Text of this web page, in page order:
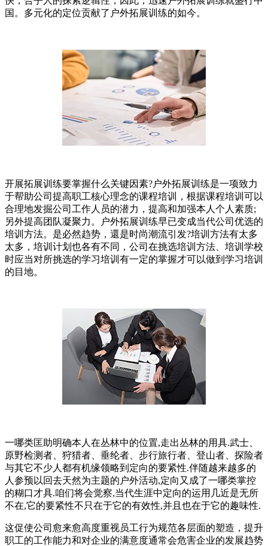
国。多元化的定位贡献了户外拓展训练的如今。
开展拓展训练要掌握什么关键因素?户外拓展训练是一项致力
于帮助公司提高职工核心理念的课程培训，根据课程培训可以
合理地发掘公司工作人员的潜力，提高和加强本人个人素质;
另外提高团队凝聚力。户外拓展训练早已变成当代公司优选的
培训方法。是必然趋势，還是时尚潮流引发?培训方法有太多
太多，培训计划也各有不同，公司在挑选培训方法、培训学校
时应当对所挑选的学习培训有一定的掌握才可以做到学习培训
的目地。
一哪类匡助明确本人在丛林中的位置,走出丛林的用具.武士、
原野检测者、狩猎者、垂纶者、步行旅行者、登山者、探险者
与其它不少人都有机缘领略到定向的要紧性.伴随越来越多的
人参预以回去天然为主题的户外活动,定向又成了一哪类掌控
的糊口才具.咱们将会觉察,当代生涯中定向的运用几近是无所
不在,它的要紧性不只在于它的有效性,并且也在于它的趣味性.
这促使公司愈来愈高度重视员工行为规范各层面的塑造，提升
职工的工作能力和对企业的满意度通常会危害企业的发展趋势